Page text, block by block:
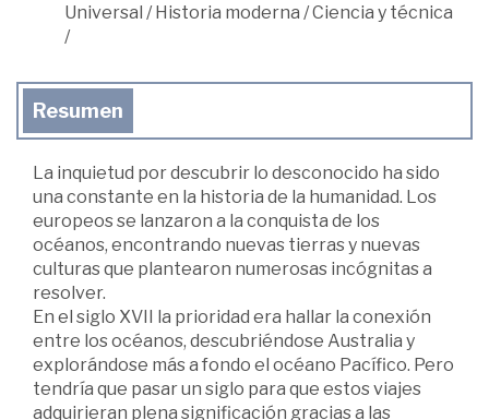
Universal /Historia moderna /Ciencia y técnica
/
Resumen
La inquietud por descubrir lo desconocido ha sido
una constante en la historia de la humanidad. Los
europeos se lanzaron a la conquista de los
océanos, encontrando nuevas tierras y nuevas
culturas que plantearon numerosas incógnitas a
resolver.
En el siglo XVII la prioridad era hallar la conexión
entre los océanos, descubriéndose Australia y
explorándose más a fondo el océano Pacífico. Pero
tendría que pasar un siglo para que estos viajes
adquirieran plena significación gracias a las